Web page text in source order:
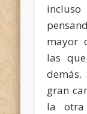
mayor
las
demás.
gran
la